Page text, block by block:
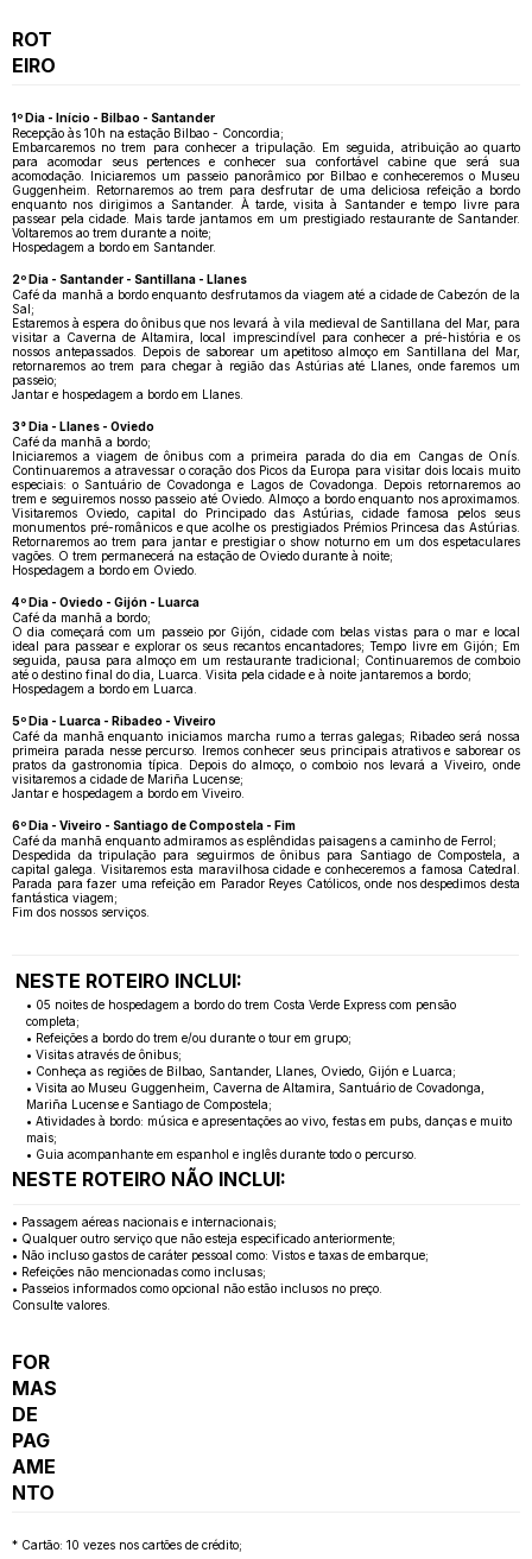
NESTE ROTEIRO INCLUI:
• 05 noites de hospedagem a bordo do trem Costa Verde Express com pensão
completa;
• Refeições a bordo do trem e/ou durante o tour em grupo;
• Visitas através de ônibus;
• Conheça as regiões de Bilbao, Santander, Llanes, Oviedo, Gijón e Luarca;
• Visita ao Museu Guggenheim, Caverna de Altamira, Santuário de Covadonga,
Mariña Lucense e Santiago de Compostela;
• Atividades à bordo: música e apresentações ao vivo, festas em pubs, danças e muito
mais;
• Guia acompanhante em espanhol e inglês durante todo o percurso.
NESTE ROTEIRO NÃO INCLUI:
• Passagem aéreas nacionais e internacionais;
• Qualquer outro serviço que não esteja especificado anteriormente;
• Não incluso gastos de caráter pessoal como: Vistos e taxas de embarque;
• Refeições não mencionadas como inclusas;
• Passeios informados como opcional não estão inclusos no preço.
Consulte valores.
ROT
EIRO
1º Dia - Início - Bilbao - Santander
Recepção às 10h na estação Bilbao - Concordia;
Embarcaremos no trem para conhecer a tripulação. Em seguida, atribuição ao quarto
para acomodar seus pertences e conhecer sua confortável cabine que será sua
acomodação. Iniciaremos um passeio panorâmico por Bilbao e conheceremos o Museu
Guggenheim. Retornaremos ao trem para desfrutar de uma deliciosa refeição a bordo
enquanto nos dirigimos a Santander. À tarde, visita à Santander e tempo livre para
passear pela cidade. Mais tarde jantamos em um prestigiado restaurante de Santander.
Voltaremos ao trem durante a noite;
Hospedagem a bordo em Santander.
2º Dia - Santander - Santillana - Llanes
Café da manhã a bordo enquanto desfrutamos da viagem até a cidade de Cabezón de la
Sal;
Estaremos à espera do ônibus que nos levará à vila medieval de Santillana del Mar, para
visitar a Caverna de Altamira, local imprescindível para conhecer a pré-história e os
nossos antepassados. Depois de saborear um apetitoso almoço em Santillana del Mar,
retornaremos ao trem para chegar à região das Astúrias até Llanes, onde faremos um
passeio;
Jantar e hospedagem a bordo em Llanes.
3° Dia - Llanes - Oviedo
Café da manhã a bordo;
Iniciaremos a viagem de ônibus com a primeira parada do dia em Cangas de Onís.
Continuaremos a atravessar o coração dos Picos da Europa para visitar dois locais muito
especiais: o Santuário de Covadonga e Lagos de Covadonga. Depois retornaremos ao
trem e seguiremos nosso passeio até Oviedo. Almoço a bordo enquanto nos aproximamos.
Visitaremos Oviedo, capital do Principado das Astúrias, cidade famosa pelos seus
monumentos pré-românicos e que acolhe os prestigiados Prémios Princesa das Astúrias.
Retornaremos ao trem para jantar e prestigiar o show noturno em um dos espetaculares
vagões. O trem permanecerá na estação de Oviedo durante à noite;
Hospedagem a bordo em Oviedo.
4º Dia - Oviedo - Gijón - Luarca
Café da manhã a bordo;
O dia começará com um passeio por Gijón, cidade com belas vistas para o mar e local
ideal para passear e explorar os seus recantos encantadores; Tempo livre em Gijón; Em
seguida, pausa para almoço em um restaurante tradicional; Continuaremos de comboio
até o destino final do dia, Luarca. Visita pela cidade e à noite jantaremos a bordo;
Hospedagem a bordo em Luarca.
5º Dia - Luarca - Ribadeo - Viveiro
Café da manhã enquanto iniciamos marcha rumo a terras galegas; Ribadeo será nossa
primeira parada nesse percurso. Iremos conhecer seus principais atrativos e saborear os
pratos da gastronomia típica. Depois do almoço, o comboio nos levará a Viveiro, onde
visitaremos a cidade de Mariña Lucense;
Jantar e hospedagem a bordo em Viveiro.
6º Dia - Viveiro - Santiago de Compostela - Fim
Café da manhã enquanto admiramos as esplêndidas paisagens a caminho de Ferrol;
Despedida da tripulação para seguirmos de ônibus para Santiago de Compostela, a
capital galega. Visitaremos esta maravilhosa cidade e conheceremos a famosa Catedral.
Parada para fazer uma refeição em Parador Reyes Católicos, onde nos despedimos desta
fantástica viagem;
Fim dos nossos serviços.
FOR
MAS
DE
PAG
AME
NTO
* Cartão: 10 vezes nos cartões de crédito;